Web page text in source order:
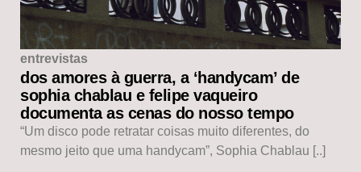
entrevistas
dos amores à guerra, a ‘handycam’ de
sophia chablau e felipe vaqueiro
documenta as cenas do nosso tempo
“Um disco pode retratar coisas muito diferentes, do
mesmo jeito que uma handycam”, Sophia Chablau [..]